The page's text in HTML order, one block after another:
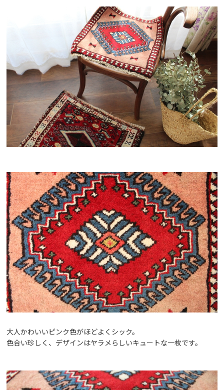
大人かわいいピンク色がほどよくシック。
色合い珍しく、デザインはヤラメらしいキュートな一枚です。